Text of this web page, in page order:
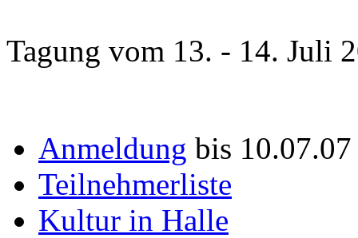
Tagung vom 13. - 14. Juli
Anmeldung bis
Teilnehmerliste
Kultur in Halle